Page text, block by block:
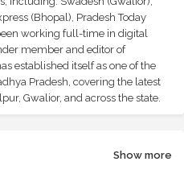
(Bhopal), Pradesh Today
working full-time in digital
member and editor of
established itself as one of the
Pradesh, covering the latest
Gwalior, and across the state.
Show more